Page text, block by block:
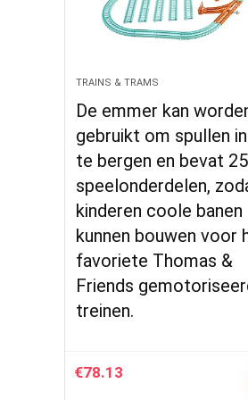
TRAINS & TRAMS
​De emmer kan
gebruikt om spullen
te bergen en bevat 25
speelonderdelen,
kinderen coole banen
kunnen bouwen voor
favoriete Thomas &
Friends
treinen.
€78.13